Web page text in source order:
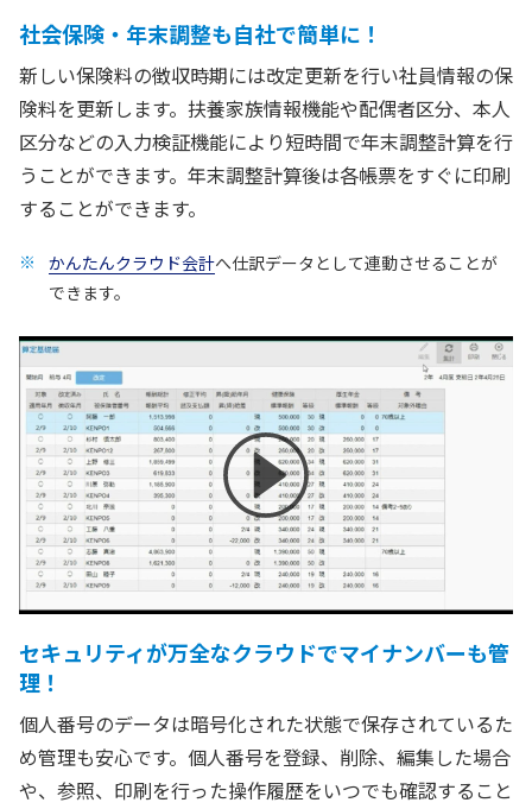
社会保険・年末調整も自社で簡単に！
新しい保険料の徴収時期には改定更新を行い社員情報の保
険料を更新します。扶養家族情報機能や配偶者区分、本人
区分などの入力検証機能により短時間で年末調整計算を行
うことができます。年末調整計算後は各帳票をすぐに印刷
することができます。
かんたんクラウド会計へ仕訳データとして連動させることが
できます。
セキュリティが万全なクラウドでマイナンバーも管
理！
個人番号のデータは暗号化された状態で保存されているた
め管理も安心です。個人番号を登録、削除、編集した場合
や、参照、印刷を行った操作履歴をいつでも確認すること